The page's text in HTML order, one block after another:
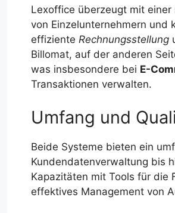
Lexoffice überzeugt mit einer
von Einzelunternehmern und
effiziente Rechnungsstellung
Billomat, auf der anderen
was insbesondere bei E-
Transaktionen verwalten.
Umfang und
Beide Systeme bieten ein
Kundendatenverwaltung bis
Kapazitäten mit Tools für die
effektives Management von